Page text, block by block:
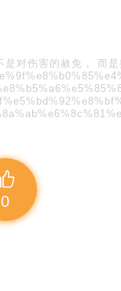
是对伤害的赦免， 而
0